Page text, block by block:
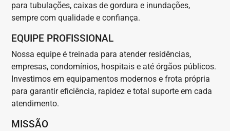
para tubulações, caixas de gordura e inundações,
sempre com qualidade e confiança.
EQUIPE PROFISSIONAL
Nossa equipe é treinada para atender residências,
empresas, condomínios, hospitais e até órgãos públicos.
Investimos em equipamentos modernos e frota própria
para garantir eficiência, rapidez e total suporte em cada
atendimento.
MISSÃO